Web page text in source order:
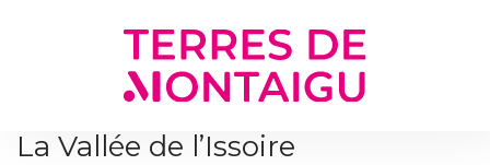
La Vallée de l’Issoire